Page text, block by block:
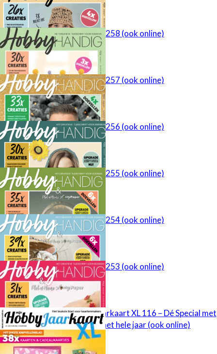
HobbyHandig 258 (ook online)
HobbyHandig 257 (ook online)
HobbyHandig 256 (ook online)
HobbyHandig 255 (ook online)
HobbyHandig 254 (ook online)
HobbyHandig 253 (ook online)
Mijn HobbyJaarkaart XL 116 – Dé Special met
kaarten voor het hele jaar (ook online)